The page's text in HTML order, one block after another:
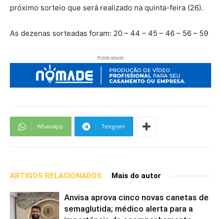
próximo sorteio que será realizado na quinta-feira (26).
As dezenas sorteadas foram: 20 – 44 – 45 – 46 – 56 – 59
Publicidade
WhatsApp Telegram
ARTIGOS RELACIONADOS Mais do autor
Anvisa aprova cinco novas canetas de
semaglutida; médico alerta para a